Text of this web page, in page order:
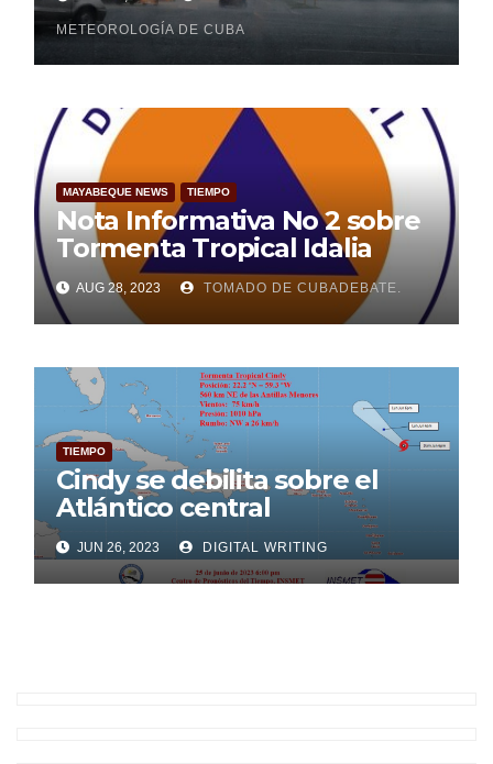
METEOROLOGÍA DE CUBA
MAYABEQUE NEWS TIEMPO
Nota Informativa No 2 sobre
Tormenta Tropical Idalia
AUG 28, 2023 TOMADO DE CUBADEBATE.
TIEMPO
Cindy se debilita sobre el
Atlántico central
JUN 26, 2023 DIGITAL WRITING